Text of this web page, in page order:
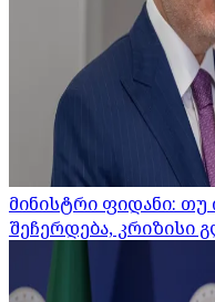
მინისტრი ფიდანი: თუ
შეჩერდება, კრიზისი